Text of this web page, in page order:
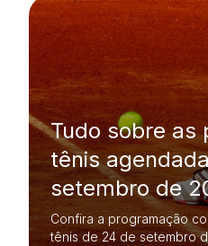
Tudo sobre as
tênis
setembro de
Confira a programação
tênis de 24 de setembro